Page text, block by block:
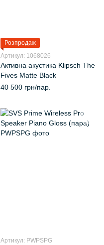
Розпродаж
Артикул: 1068026
Активна акустика Klipsch The
Fives Matte Black
40 500 грн/пар.
Артикул: PWPSPG